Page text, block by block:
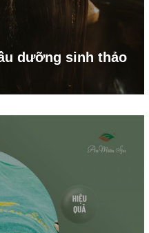
dưỡng sinh thảo